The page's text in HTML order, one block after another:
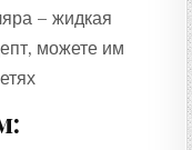
– жидкая
можете им